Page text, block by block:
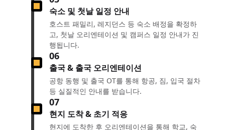
숙소 및 첫날 일정 안내
호스트 패밀리, 레지던스 등 숙소 배정을 확정하
고, 첫날 오리엔테이션 및 캠퍼스 일정 안내가 진
행됩니다.
06
출국 & 출국 오리엔테이션
공항 동행 및 출국 OT를 통해 항공, 짐, 입국 절차
등 실질적인 안내를 받습니다.
07
현지 도착 & 초기 적응
현지에 도착한 후 오리엔테이션을 통해 학교, 숙